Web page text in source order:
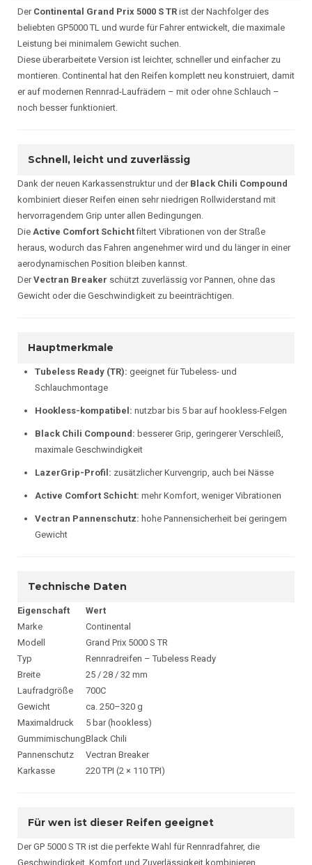
Der Continental Grand Prix 5000 S TR ist der Nachfolger des
beliebten GP5000 TL und wurde für Fahrer entwickelt, die maximale
Leistung bei minimalem Gewicht suchen.
Diese überarbeitete Version ist leichter, schneller und einfacher zu
montieren. Continental hat den Reifen komplett neu konstruiert, damit
er auf modernen Rennrad-Laufrädern – mit oder ohne Schlauch –
noch besser funktioniert.
Schnell, leicht und zuverlässig
Dank der neuen Karkassenstruktur und der Black Chili Compound
kombiniert dieser Reifen einen sehr niedrigen Rollwiderstand mit
hervorragendem Grip unter allen Bedingungen.
Die Active Comfort Schichtfiltert Vibrationen von der Straße
heraus, wodurch das Fahren angenehmer wird und du länger in einer
aerodynamischen Position bleiben kannst.
DerVectran Breaker schützt zuverlässig vor Pannen, ohne das
Gewicht oder die Geschwindigkeit zu beeinträchtigen.
Hauptmerkmale
Tubeless Ready (TR): geeignet für Tubeless- und
Schlauchmontage
Hookless-kompatibel: nutzbar bis 5 bar auf hookless-Felgen
Black Chili Compound: besserer Grip, geringerer Verschleiß,
maximale Geschwindigkeit
LazerGrip-Profil: zusätzlicher Kurvengrip, auch bei Nässe
Active Comfort Schicht: mehr Komfort, weniger Vibrationen
Vectran Pannenschutz: hohe Pannensicherheit bei geringem
Gewicht
Technische Daten
Eigenschaft
Wert
Marke
Continental
Modell
Grand Prix 5000 S TR
Typ
Rennradreifen – Tubeless Ready
Breite
25 / 28 / 32 mm
Laufradgröße
700C
Gewicht
ca. 250–320 g
Maximaldruck
5 bar (hookless)
GummimischungBlack Chili
Pannenschutz
Vectran Breaker
Karkasse
220 TPI (2 × 110 TPI)
Für wen ist dieser Reifen geeignet
Der GP 5000 S TR ist die perfekte Wahl für Rennradfahrer, die
Geschwindigkeit, Komfort und Zuverlässigkeit kombinieren